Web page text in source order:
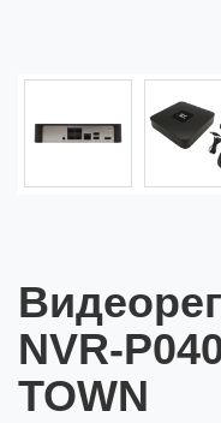
NVR-
TOWN